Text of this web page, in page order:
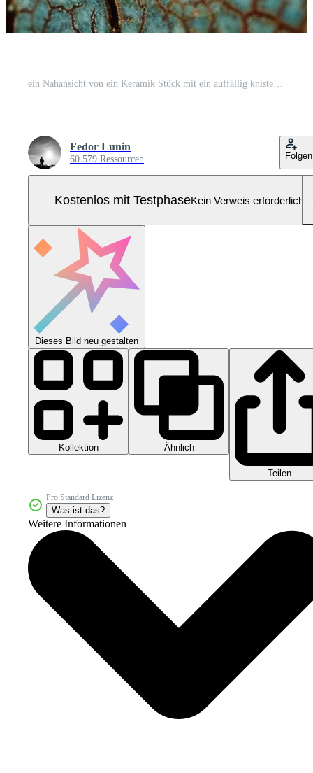
ein Nahansicht von ein Keramik Stück mit ein auffällig knistern Glasur Erstellen ein schön und einzigartig geknackt Muster. Pro Foto
Fedor Lunin
60.579 Ressourcen Folgen
Kostenlos mit TestphaseKein Verweis erforderlich
Dieses Bild neu gestalten
Kollektion Ähnlich
Teilen
Pro Standard Lizenz
Was ist das?
Weitere Informationen